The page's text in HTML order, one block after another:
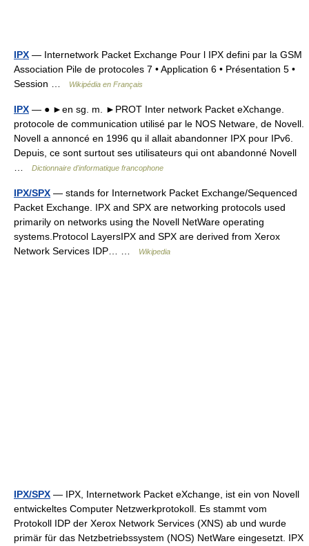
IPX — Internetwork Packet Exchange Pour l IPX defini par la GSM
Association Pile de protocoles 7 • Application 6 • Présentation 5 •
Session …
Wikipédia en Français
IPX — ● ►en sg. m. ►PROT Inter network Packet eXchange.
protocole de communication utilisé par le NOS Netware, de Novell.
Novell a annoncé en 1996 qu il allait abandonner IPX pour IPv6.
Depuis, ce sont surtout ses utilisateurs qui ont abandonné Novell
Dictionnaire d'informatique francophone
IPX/SPX — stands for Internetwork Packet Exchange/Sequenced
Packet Exchange. IPX and SPX are networking protocols used
primarily on networks using the Novell NetWare operating
systems.Protocol LayersIPX and SPX are derived from Xerox
Network Services IDP… …
Wikipedia
IPX/SPX — IPX, Internetwork Packet eXchange, ist ein von Novell
entwickeltes Computer Netzwerkprotokoll. Es stammt vom
Protokoll IDP der Xerox Network Services (XNS) ab und wurde
primär für das Netzbetriebssystem (NOS) NetWare eingesetzt. IPX